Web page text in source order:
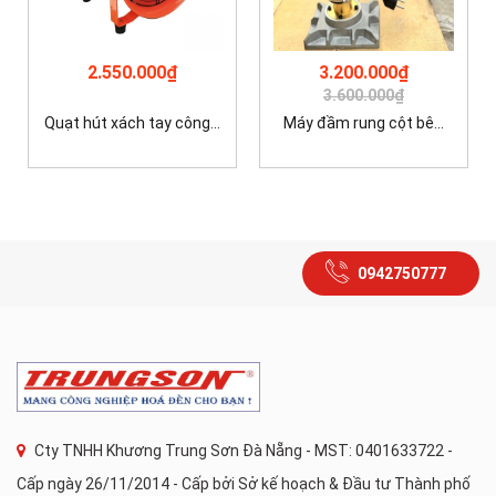
2.550.000₫
Quạt hút xách tay công...
3.200.000₫
3.600.000₫
Máy đầm rung cột bê...
0942750777
Cty TNHH Khương Trung Sơn Đà Nẵng - MST: 0401633722 -
Cấp ngày 26/11/2014 - Cấp bởi Sở kế hoạch & Đầu tư Thành phố